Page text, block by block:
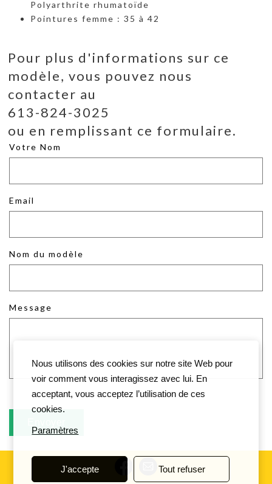
Polyarthrite rhumatoïde
Pointures femme : 35 à 42
Pour plus d'informations sur ce
modèle, vous pouvez nous
contacter au
613-824-3025
ou en remplissant ce formulaire.
Votre Nom
Email
Nom du modèle
Message
Nous utilisons des cookies sur notre site Web pour
voir comment vous interagissez avec lui. En
acceptant, vous acceptez l’utilisation de ces
cookies.
Paramètres
J'accepte Tout refuser